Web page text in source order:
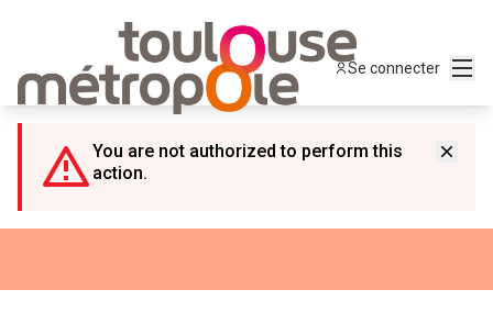
Se connecter
You are not authorized to perform this
action.